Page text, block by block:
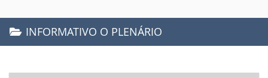
INFORMATIVO O PLENÁRIO